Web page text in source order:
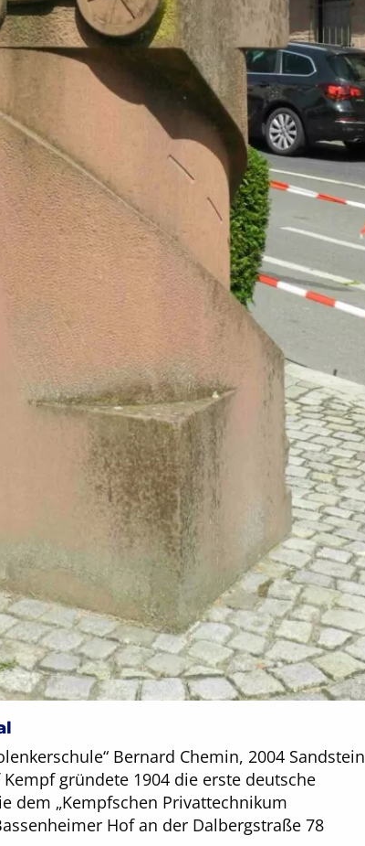
Bernard Chemin, 2004 Sandstein
gründete 1904 die erste deutsche
dem „Kempfschen Privattechnikum
Hof an der Dalbergstraße 78